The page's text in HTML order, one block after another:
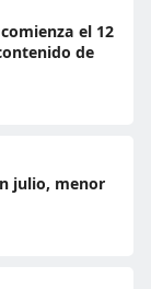
el 12
de
julio, menor